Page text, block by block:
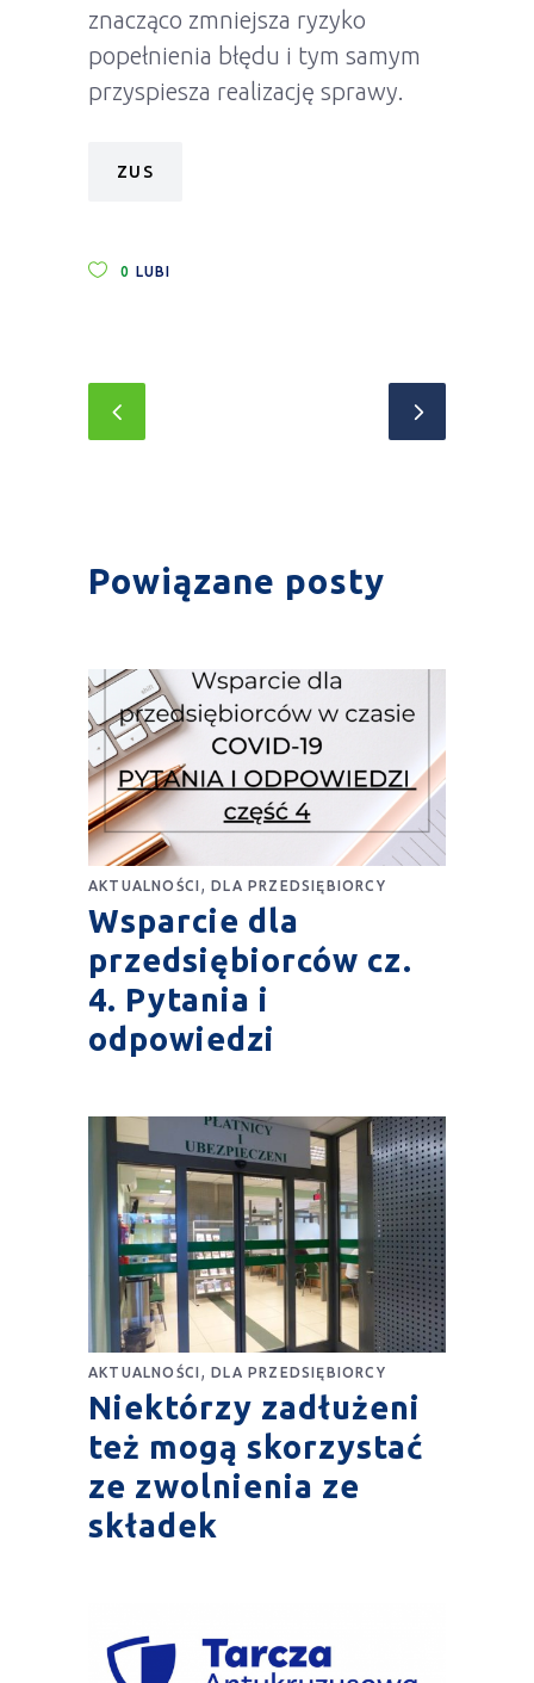
znacząco zmniejsza ryzyko
popełnienia błędu i tym samym
przyspiesza realizację sprawy.
ZUS
0 LUBI
Powiązane posty
AKTUALNOŚCI,DLA PRZEDSIĘBIORCY
Wsparcie dla
przedsiębiorców cz.
4. Pytania i
odpowiedzi
AKTUALNOŚCI ,DLA PRZEDSIĘBIORCY
Niektórzy zadłużeni
też mogą skorzystać
ze zwolnienia ze
składek